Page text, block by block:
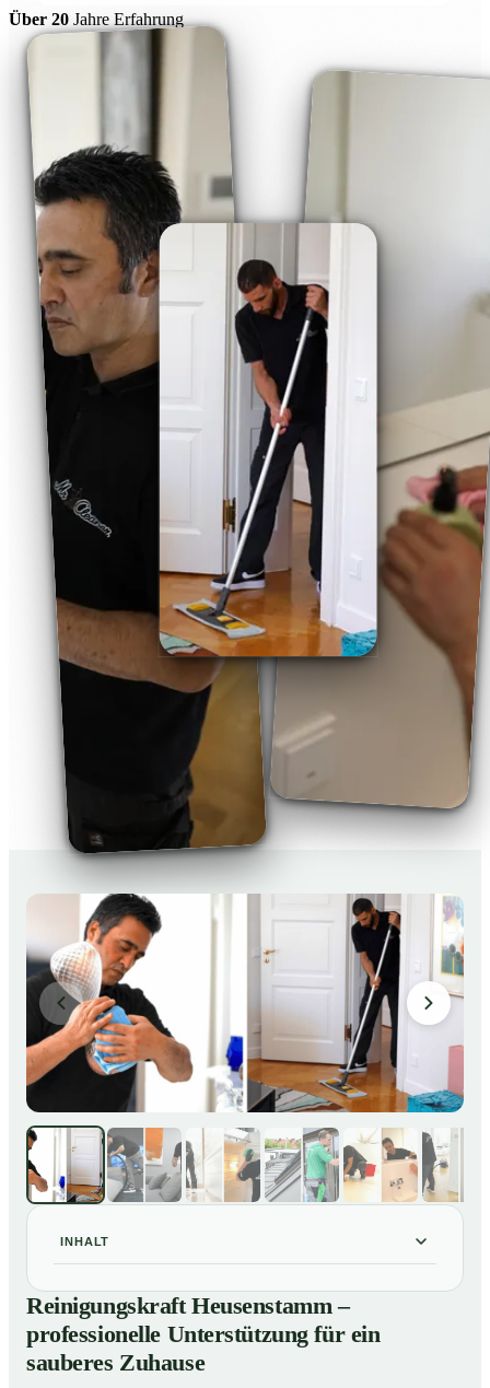
Über 20 Jahre Erfahrung
INHALT
01Reinigungskraft Heusenstamm – professionelle
Unterstützung für ein sauberes Zuhause
02 Unsere Leistungen im Überblick
Reinigungskraft Heusenstamm –
professionelle Unterstützung für ein
sauberes Zuhause